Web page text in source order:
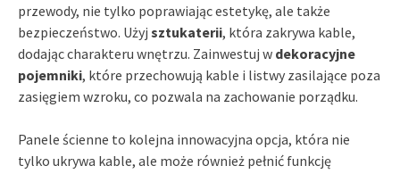
przewody, nie tylko poprawiając estetykę, ale także
bezpieczeństwo. Użyj sztukaterii, która zakrywa kable,
dodając charakteru wnętrzu. Zainwestuj w dekoracyjne
pojemniki, które przechowują kable i listwy zasilające poza
zasięgiem wzroku, co pozwala na zachowanie porządku.
Panele ścienne to kolejna innowacyjna opcja, która nie
tylko ukrywa kable, ale może również pełnić funkcję